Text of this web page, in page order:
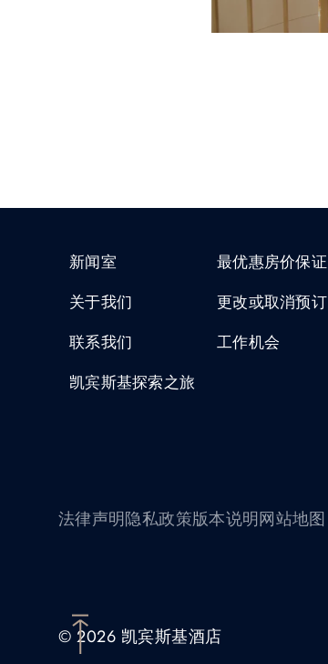
新闻室
关于我们
联系我们
凯宾斯基探索之旅
最优惠房价保证
更改或取消预订
工作机会
法律声明隐私政策版本说明网站地图
© 2026 凯宾斯基酒店